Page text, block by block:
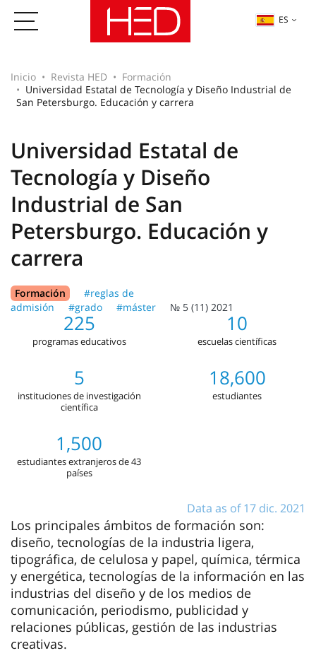
ES
Inicio Revista HED
Formación
Universidad Estatal de Tecnología y Diseño Industrial de
San Petersburgo. Educación y carrera
Universidad Estatal de
Tecnología y Diseño
Industrial de San
Petersburgo. Educación y
carrera
Formación
#reglas de
admisión
#grado #máster № 5 (11) 2021
225
programas educativos
10
escuelas científicas
5
instituciones de investigación
científica
18,600
estudiantes
1,500
estudiantes extranjeros de 43
países
Data as of 17 dic. 2021
Los principales ámbitos de formación son:
diseño, tecnologías de la industria ligera,
tipográfica, de celulosa y papel, química, térmica
y energética, tecnologías de la información en las
industrias del diseño y de los medios de
comunicación, periodismo, publicidad y
relaciones públicas, gestión de las industrias
creativas.